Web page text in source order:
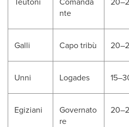
nte
Galli Capo tribù
Unni Logades
Egiziani
Governato
re